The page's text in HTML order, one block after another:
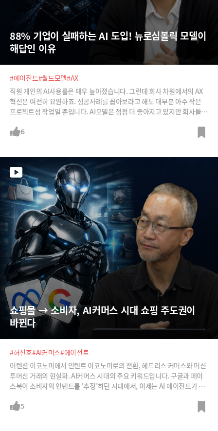
88% 기업이 실패하는 AI 도입! 뉴로심볼릭 모델이
해답인 이유
#에이전트#월드모델#AX
직원 개인의 AI사용률은 매우 높아졌습니다. 그런데 회사 차원에서의 AX
혁신은 여전히 요원하죠. 성공사례를 꼽아보라고 해도 대부분 아주 작은
프로젝트성 작업일 뿐입니다. AI모델은 점점 더 좋아지고 있지만 회사들의
가 활동할 수 있는 '비즈니스 월드모델'이 필요하다고 합니다. 로봇에게만
볼릭 월드모델이 해결책으로 떠오른 이유에 대해 알아보도록 하겠습니다.
6
쇼핑몰 → 소비자, AI커머스 시대 쇼핑 주도권이
바뀐다
#허진호#AI커머스#에이전트
어텐션 이코노미에서 인텐트 이코노미로의 전환, 헤드리스 커머스와 머신
투머신 거래의 현실화. AI커머스 시대의 주요 키워드입니다. 구글과 페이
스북이 소비자의 인텐트를 ‘추정’하던 시대에서, 이제는 AI 에이전트가 사
픈클로 방식의 AI에이전트는 개인의 데이터를 쇼핑몰이나 포털에 내주지
5